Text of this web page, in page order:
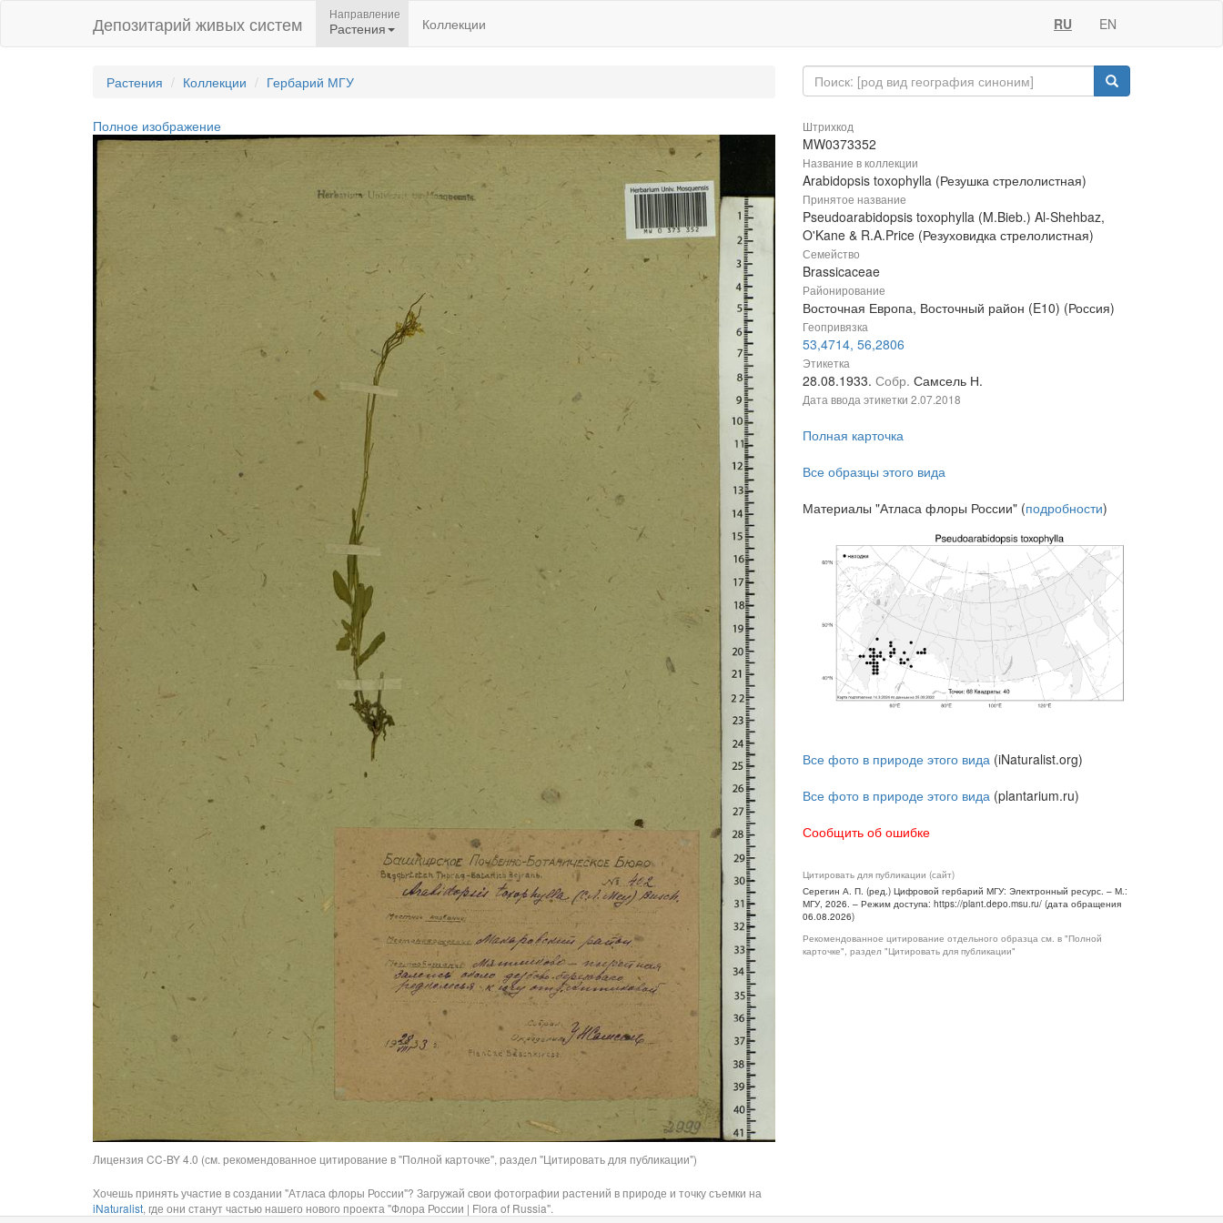
Депозитарий живых систем Направление
Растения Коллекции RU EN
Растения Коллекции Гербарий МГУ
Полное изображение
Лицензия CC-BY 4.0 (см. рекомендованное цитирование в "Полной карточке", раздел "Цитировать для публикации")
Хочешь принять участие в создании "Атласа флоры России"? Загружай свои фотографии растений в природе и точку съемки на
iNaturalist, где они станут частью нашего нового проекта "Флора России | Flora of Russia".
Штрихкод
MW0373352
Название в коллекции
Arabidopsis toxophylla (Резушка стрелолистная)
Принятое название
Pseudoarabidopsis toxophylla (M.Bieb.) Al-Shehbaz,
O'Kane & R.A.Price (Резуховидка стрелолистная)
Семейство
Brassicaceae
Районирование
Восточная Европа, Восточный район (E10) (Россия)
Геопривязка
53,4714, 56,2806
Этикетка
28.08.1933. Собр. Самсель Н.
Дата ввода этикетки 2.07.2018
Полная карточка
Все образцы этого вида
Материалы "Атласа флоры России" (подробности)
Все фото в природе этого вида (iNaturalist.org)
Все фото в природе этого вида (plantarium.ru)
Сообщить об ошибке
Цитировать для публикации (сайт)
Серегин А. П. (ред.) Цифровой гербарий МГУ: Электронный ресурс. – М.:
МГУ, 2026. – Режим доступа: https://plant.depo.msu.ru/ (дата обращения
06.08.2026)
Рекомендованное цитирование отдельного образца см. в "Полной
карточке", раздел "Цитировать для публикации"